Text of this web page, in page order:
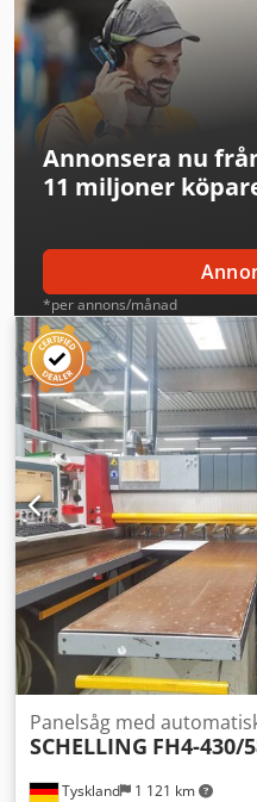
Annonsera nu
11 miljoner
*per annons/månad
Tyskland 1 121 km
Panelsåg med
SCHELLING FH4-430/